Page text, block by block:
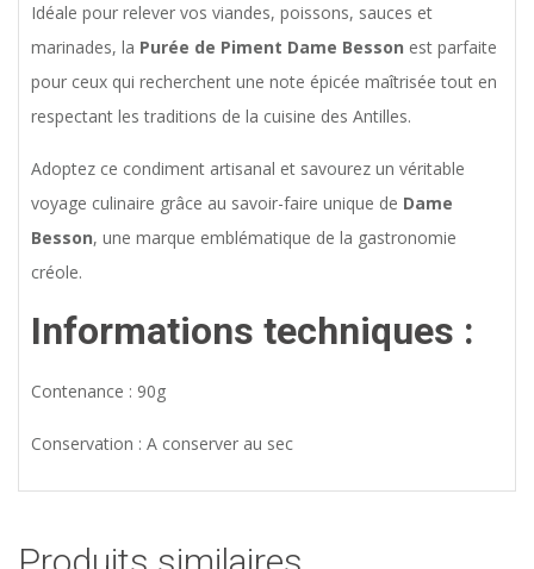
Idéale pour relever vos viandes, poissons, sauces et
marinades, la Purée de Piment Dame Besson est parfaite
pour ceux qui recherchent une note épicée maîtrisée tout en
respectant les traditions de la cuisine des Antilles.
Adoptez ce condiment artisanal et savourez un véritable
voyage culinaire grâce au savoir-faire unique de Dame
Besson, une marque emblématique de la gastronomie
créole.
Informations techniques :
Contenance : 90g
Conservation : A conserver au sec